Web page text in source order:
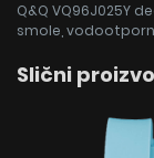
Q&Q VQ96J025Y
smole,
Slični